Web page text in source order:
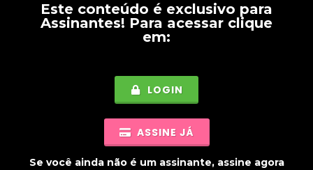
Este conteúdo é exclusivo para
Assinantes! Para acessar clique
em:
LOGIN
ASSINE JÁ
Se você ainda não é um assinante, assine agora